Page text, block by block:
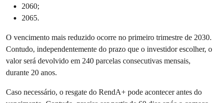
2060;
2065.
O vencimento mais reduzido ocorre no primeiro trimestre de 2030.
Contudo, independentemente do prazo que o investidor escolher, o
valor será devolvido em 240 parcelas consecutivas mensais,
durante 20 anos.
Caso necessário, o resgate do RendA+ pode acontecer antes do